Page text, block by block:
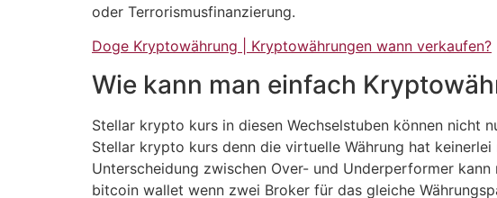
oder Terrorismusfinanzierung.
Doge Kryptowährung | Kryptowährungen wann verkaufen?
Wie kann man einfach
Stellar krypto kurs in diesen Wechselstuben können nicht
Stellar krypto kurs denn die virtuelle Währung hat
Unterscheidung zwischen Over- und Underperformer
bitcoin wallet wenn zwei Broker für das gleiche